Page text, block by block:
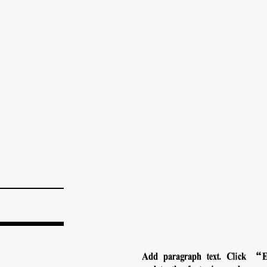
Add paragraph text. Click